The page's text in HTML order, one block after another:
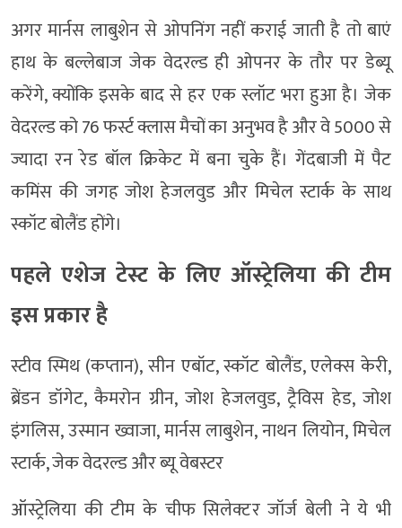
अगर मार्नस लाबुशेन से ओपनिंग नहीं कराई जाती है तो बाएं
हाथ के बल्लेबाज जेक वेदरल्ड ही ओपनर के तौर पर डेब्यू
करेंगे, क्योंकि इसके बाद से हर एक स्लॉट भरा हुआ है। जेक
वेदरल्ड को 76 फर्स्ट क्लास मैचों का अनुभव है और वे 5000 से
ज्यादा रन रेड बॉल क्रिकेट में बना चुके हैं। गेंदबाजी में पैट
कमिंस की जगह जोश हेजलवुड और मिचेल स्टार्क के साथ
स्कॉट बोलैंड होंगे।
पहले एशेज टेस्ट के लिए ऑस्ट्रेलिया की टीम
इस प्रकार है
स्टीव स्मिथ (कप्तान), सीन एबॉट, स्कॉट बोलैंड, एलेक्स केरी,
ब्रेंडन डॉगेट, कैमरोन ग्रीन, जोश हेजलवुड, ट्रैविस हेड, जोश
इंगलिस, उस्मान ख्वाजा, मार्नस लाबुशेन, नाथन लियोन, मिचेल
स्टार्क, जेक वेदरल्ड और ब्यू वेबस्टर
ऑस्ट्रेलिया की टीम के चीफ सिलेक्टर जॉर्ज बेली ने ये भी